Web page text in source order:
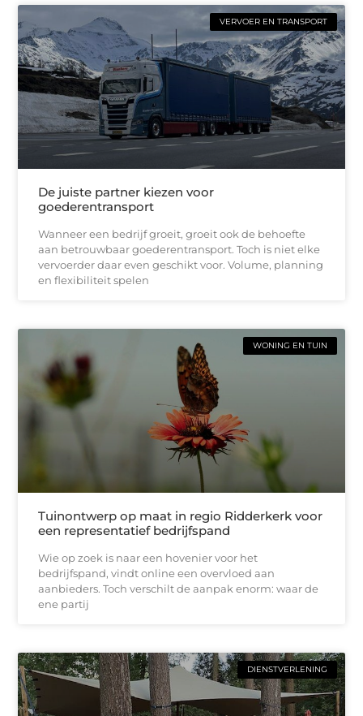
VERVOER EN TRANSPORT
De juiste partner kiezen voor
goederentransport
Wanneer een bedrijf groeit, groeit ook de behoefte
aan betrouwbaar goederentransport. Toch is niet elke
vervoerder daar even geschikt voor. Volume, planning
en flexibiliteit spelen
WONING EN TUIN
Tuinontwerp op maat in regio Ridderkerk voor
een representatief bedrijfspand
Wie op zoek is naar een hovenier voor het
bedrijfspand, vindt online een overvloed aan
aanbieders. Toch verschilt de aanpak enorm: waar de
ene partij
DIENSTVERLENING